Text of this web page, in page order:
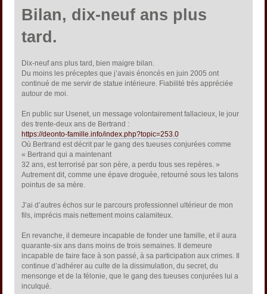
Bilan, dix-neuf ans plus
tard.
Dix-neuf ans plus tard, bien maigre bilan.
Du moins les préceptes que j’avais énoncés en juin 2005 ont
continué de me servir de statue intérieure. Fiabilité très appréciée
autour de moi.
En public sur Usenet, un message volontairement fallacieux, le jour
des trente-deux ans de Bertrand :
https://deonto-famille.info/index.php?topic=253.0
Où Bertrand est décrit par le gang des tueuses conjurées comme
« Bertrand qui a maintenant
32 ans, est terrorisé par son père, a perdu tous ses repères. »
Autrement dit, comme une épave droguée, retourné sous les talons
pointus de sa mère.
J’ai d’autres échos sur le parcours professionnel ultérieur de mon
fils, imprécis mais nettement moins calamiteux.
En revanche, il demeure incapable de fonder une famille, et il aura
quarante-six ans dans moins de trois semaines. Il demeure
incapable de faire face à son passé, à sa participation aux crimes. Il
continue d’adhérer au culte de la dissimulation, du secret, du
mensonge et de la félonie, que le gang des tueuses conjurées lui a
inculqué.